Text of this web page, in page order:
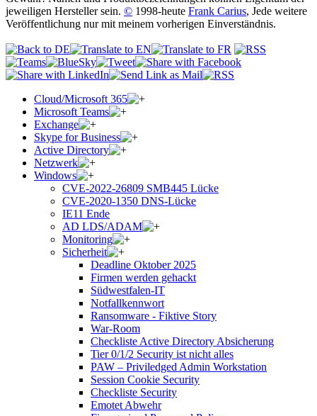
jeweiligen Hersteller sein. © 1998-heute Frank Carius, Jede weitere
Veröffentlichung nur mit meinem vorherigen Einverständnis.
Cloud/Microsoft 365
Microsoft Teams
Exchange
Skype for Business
Active Directory
Netzwerk
Windows
CVE-2022-26809 SMB445 Lücke
CVE-2020-1350 DNS-Lücke
IE11 Ende
AD LDS/ADAM
Monitoring
Sicherheit
Deadline Oktober 2025
Firmen werden gehackt
Südwestfalen-IT
Notfallkennwort
Ransomware - Fiktive Story
War-Room
Checkliste Active Directory Absicherung
Tier 0/1/2 Security ist nicht alles
PAW – Priviledged Admin Workstation
Session Cookie Security
Checkliste Security
Emotet Abwehr